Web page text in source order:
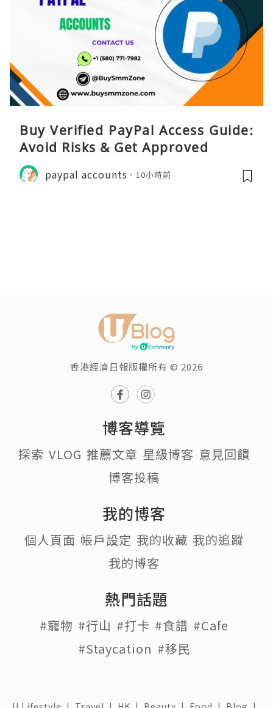
Buy Verified PayPal Access Guide:
Avoid Risks & Get Approved
paypal accounts 10小時前
香港經濟日報版權所有 © 2026
博客導覽
探索 VLOG 推薦文章 星級博客 意見回饋
博客投稿
我的博客
個人頁面 帳戶設定 我的收藏 我的追蹤
我的博客
熱門話題
#寵物 #行山 #打卡 #食譜 #Cafe
#Staycation #移民